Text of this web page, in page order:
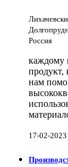
Россия
каждому
продукт,
нам
17-02-